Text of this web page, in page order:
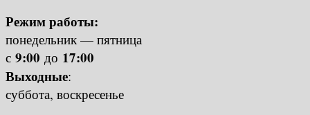
Режим работы:
понедельник — пятница
с 9:00 до 17:00
Выходные:
суббота, воскресенье